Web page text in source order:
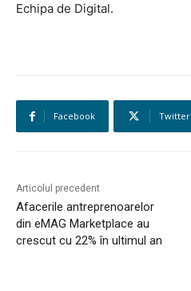
Echipa de Digital.
Facebook Twitter
Articolul precedent
Afacerile antreprenoarelor
din eMAG Marketplace au
crescut cu 22% în ultimul an